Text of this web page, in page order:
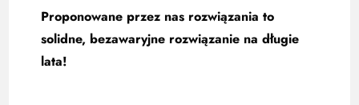
Proponowane przez nas rozwiązania to
solidne, bezawaryjne rozwiązanie na długie
lata!